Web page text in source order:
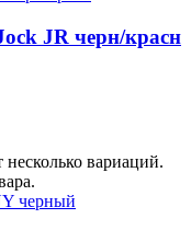
JR черн/красн
несколько вариаций.